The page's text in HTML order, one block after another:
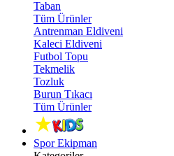
Taban
Tüm Ürünler
Antrenman Eldiveni
Kaleci Eldiveni
Futbol Topu
Tekmelik
Tozluk
Burun Tıkacı
Tüm Ürünler
Spor Ekipman